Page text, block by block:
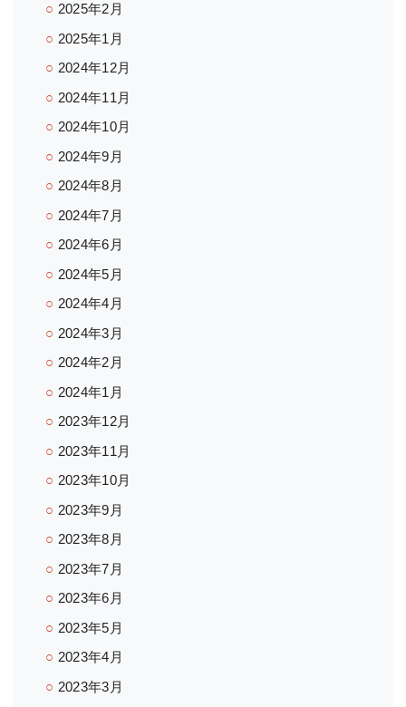
2025年2月
2025年1月
2024年12月
2024年11月
2024年10月
2024年9月
2024年8月
2024年7月
2024年6月
2024年5月
2024年4月
2024年3月
2024年2月
2024年1月
2023年12月
2023年11月
2023年10月
2023年9月
2023年8月
2023年7月
2023年6月
2023年5月
2023年4月
2023年3月